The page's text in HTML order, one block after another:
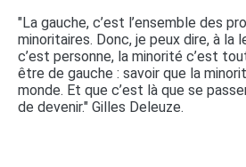
"La gauche, c’est l’ensemble des
minoritaires. Donc, je peux dire, à la
c’est personne, la minorité c’est
être de gauche : savoir que la
monde. Et que c’est là que se
de devenir." Gilles Deleuze.